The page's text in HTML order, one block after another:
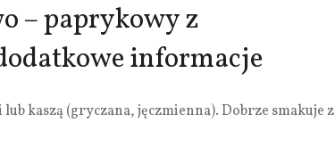
– paprykowy z
informacje
kaszą (gryczana, jęczmienna). Dobrze smakuje z